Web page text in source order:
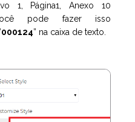
1, Página1, Anexo 10
pode fazer isso
000124” na caixa de texto.